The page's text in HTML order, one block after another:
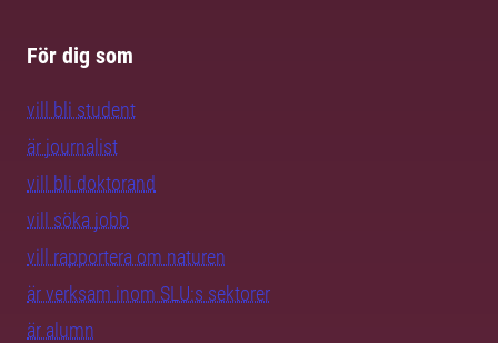
För dig som
vill bli student
är journalist
vill bli doktorand
vill söka jobb
vill rapportera om naturen
är verksam inom SLU:s sektorer
är alumn